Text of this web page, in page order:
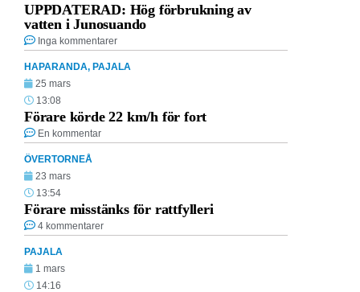
UPPDATERAD: Hög förbrukning av
vatten i Junosuando
Inga kommentarer
HAPARANDA, PAJALA
25 mars
13:08
Förare körde 22 km/h för fort
En kommentar
ÖVERTORNEÅ
23 mars
13:54
Förare misstänks för rattfylleri
4 kommentarer
PAJALA
1 mars
14:16